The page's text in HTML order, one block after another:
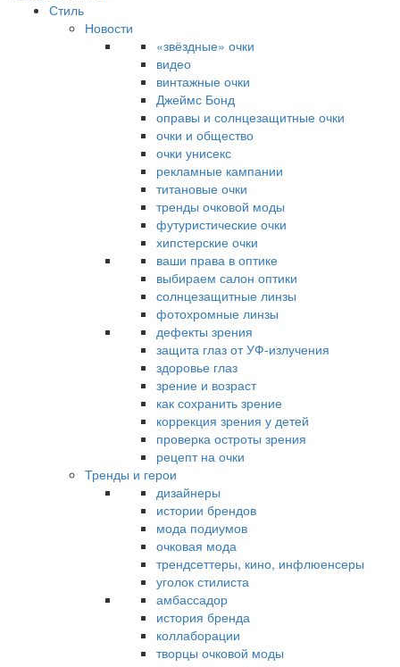
Стиль
Новости
«звёздные» очки
видео
винтажные очки
Джеймс Бонд
оправы и солнцезащитные очки
очки и общество
очки унисекс
рекламные кампании
титановые очки
тренды очковой моды
футуристические очки
хипстерские очки
ваши права в оптике
выбираем салон оптики
солнцезащитные линзы
фотохромные линзы
дефекты зрения
защита глаз от УФ-излучения
здоровье глаз
зрение и возраст
как сохранить зрение
коррекция зрения у детей
проверка остроты зрения
рецепт на очки
Тренды и герои
дизайнеры
истории брендов
мода подиумов
очковая мода
трендсеттеры, кино, инфлюенсеры
уголок стилиста
амбассадор
история бренда
коллаборации
творцы очковой моды